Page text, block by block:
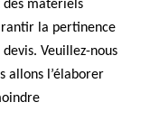
des matériels
la pertinence
Veuillez-nous
allons l’élaborer